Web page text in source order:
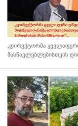
„დირექტორმა
მასწავლებლებისთვის